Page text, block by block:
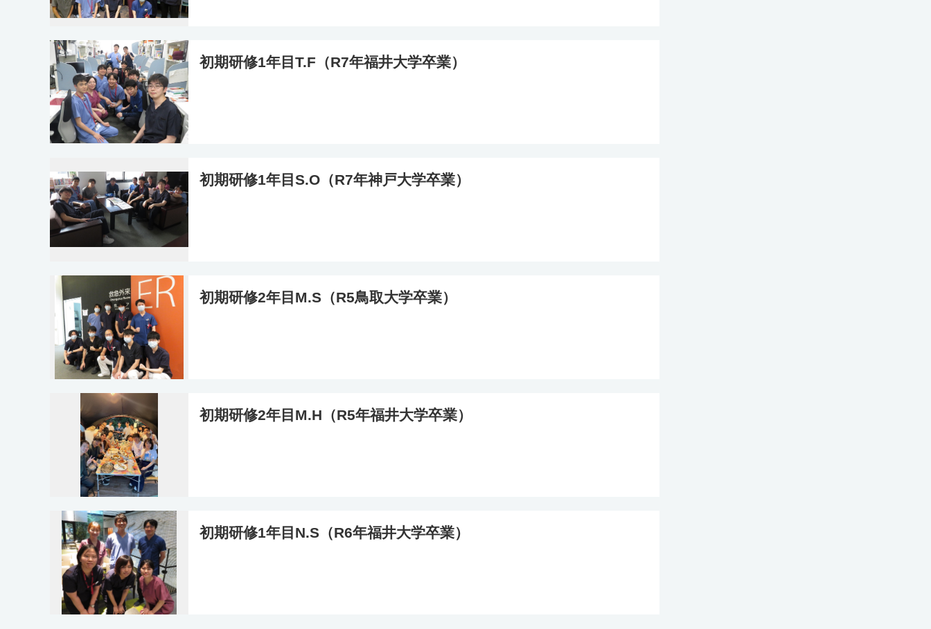
初期研修1年目T.F（R7年福井大学卒業）
初期研修1年目S.O（R7年神戸大学卒業）
初期研修2年目M.S（R5鳥取大学卒業）
初期研修2年目M.H（R5年福井大学卒業）
初期研修1年目N.S（R6年福井大学卒業）